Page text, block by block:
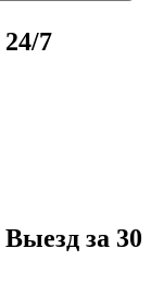
24/7
Выезд за 30